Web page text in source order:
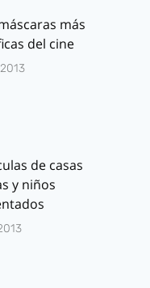
más
del cine
de casas
y niños